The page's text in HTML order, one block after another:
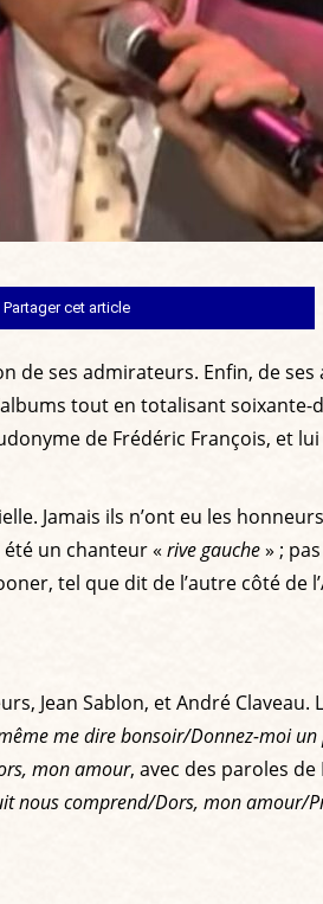
Partager cet article
de ses admirateurs. Enfin, de
tout en totalisant soixante-
de Frédéric François, et
Jamais ils n’ont eu les
été un chanteur «rive gauche» ;
tel que dit de l’autre côté de
Jean Sablon, et André
me dire bonsoir/Donnez-moi
mon amour, avec des paroles
comprend/Dors, mon amour/